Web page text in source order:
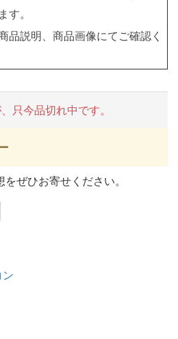
す。
品説明、商品画像にてご確認く
只今品切れ中です。
ぜひお寄せください。